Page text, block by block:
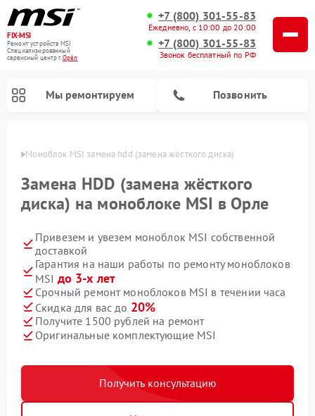
FIX-MSI
Ремонт устройств MSI
Специализированный
cервисный центр г.Орёл
+7 (800) 301-55-83
Ежедневно, с 10:00 до 20:00
+7 (800) 301-55-83
Звонок бесплатный по РФ
Мы ремонтируем Позвонить
Моноблок MSI замена hdd (замена жёсткого диска)
Замена HDD (замена жёсткого
диска) на моноблоке MSI в Орле
Привезем и увезем моноблок MSI собственной
доставкой
Гарантия на наши работы по ремонту моноблоков
MSI до 3-х лет
Срочный ремонт моноблоков MSI в течении часа
Скидка для вас до 20%
Получите 1500 рублей на ремонт
Оригинальные комплектующие MSI
Получить консультацию